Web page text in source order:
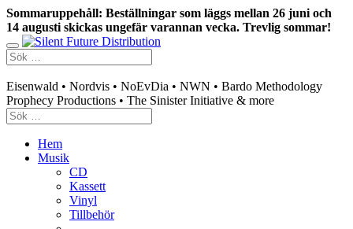
Sommaruppehåll: Beställningar som läggs mellan 26 juni och
14 augusti skickas ungefär varannan vecka. Trevlig sommar!
Eisenwald • Nordvis • NoEvDia • NWN • Bardo Methodology
Prophecy Productions • The Sinister Initiative & more
Hem
Musik
CD
Kassett
Vinyl
Tillbehör